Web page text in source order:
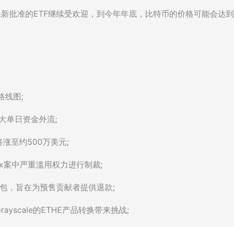
批准的ETF继续受欢迎，到今年年底，比特币的价格可能会达到
线图;
单日资金外流;
至约500万美元;
中严重滥用权力进行制裁;
，旨在为预售贡献者提供退款;
的ETHE产品转换带来挑战;